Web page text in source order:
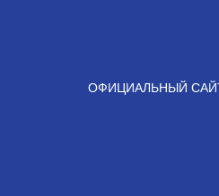
ОФИЦИАЛЬНЫЙ